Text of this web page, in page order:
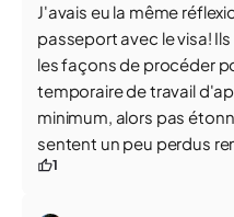
J'avais eu la même
passeport avec le visa!
les façons de procéder
temporaire de travail
minimum, alors pas
sentent un peu perdus
1